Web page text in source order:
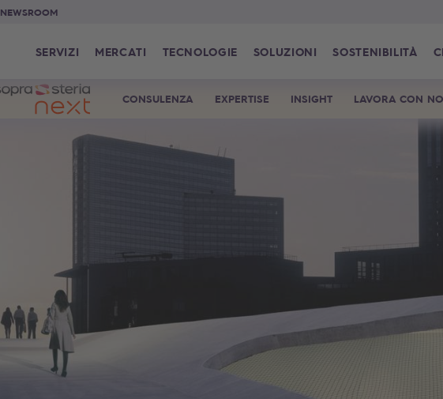
NEWSROOM
SERVIZI MERCATI TECNOLOGIE SOLUZIONI SOSTENIBILITÀ
CONSULENZA EXPERTISE INSIGHT LAVORA CON